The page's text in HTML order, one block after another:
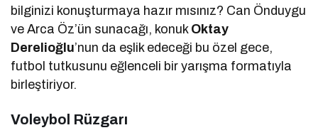
bilginizi konuşturmaya hazır mısınız? Can Önduygu
ve Arca Öz’ün sunacağı, konuk Oktay
Derelioğlu’nun da eşlik edeceği bu özel gece,
futbol tutkusunu eğlenceli bir yarışma formatıyla
birleştiriyor.
Voleybol Rüzgarı